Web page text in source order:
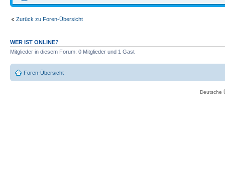
Zurück zu Foren-Übersicht
WER IST ONLINE?
Mitglieder in diesem Forum: 0 Mitglieder und 1 Gast
Foren-Übersicht
Deutsche